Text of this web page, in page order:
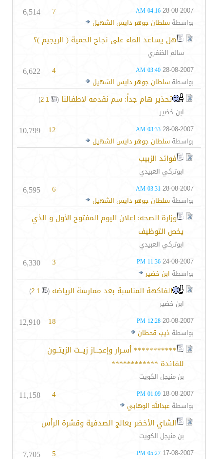
28-08-2007
04:16 AM
بواسطة سلطان جوهر دايس الشهيل
7
6,514
هل يساعد الماء على نجاح الحمية ( الريجيم )؟
سالم الخنفري
28-08-2007
03:40 AM
بواسطة سلطان جوهر دايس الشهيل
4
6,622
تحذير هام جداً: سم نقدمه لاطفالنا (
1
2
)
ابن خضير
28-08-2007
03:33 AM
بواسطة سلطان جوهر دايس الشهيل
12
10,799
فوائد الزبيب
ابوتركي العبيدي
28-08-2007
03:31 AM
بواسطة سلطان جوهر دايس الشهيل
6
6,595
وزارة الصحه: إعلان اليوم المفتوح الأول و الذي
يخص التوظيف
ابوتركي العبيدي
24-08-2007
11:36 PM
بواسطة ابن خضير
3
6,330
الفاكهة المناسبة بعد ممارسة الرياضه (
1
2
)
ابن خضير
20-08-2007
12:28 PM
بواسطة ذيب قحطان
18
12,910
*********** أسـرار وإعجــاز زيــت الزيتــون
للفائدة ************
بن منيجل الكويت
18-08-2007
01:09 PM
بواسطة عبدالله الوهابي
4
11,158
الشاي الأخضر يعالج الصدفية وقشرة الرأس
بن منيجل الكويت
17-08-2007
05:27 PM
5
7,705